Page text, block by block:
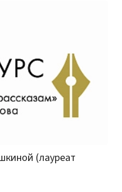
(лауреат